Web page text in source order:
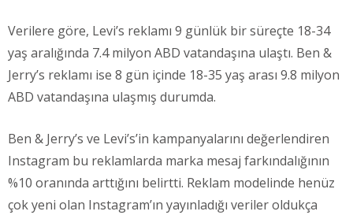
Verilere göre, Levi’s reklamı 9 günlük bir süreçte 18-34
yaş aralığında 7.4 milyon ABD vatandaşına ulaştı. Ben &
Jerry’s reklamı ise 8 gün içinde 18-35 yaş arası 9.8 milyon
ABD vatandaşına ulaşmış durumda.
Ben & Jerry’s ve Levi’s’in kampanyalarını değerlendiren
Instagram bu reklamlarda marka mesaj farkındalığının
%10 oranında arttığını belirtti. Reklam modelinde henüz
çok yeni olan Instagram’ın yayınladığı veriler oldukça